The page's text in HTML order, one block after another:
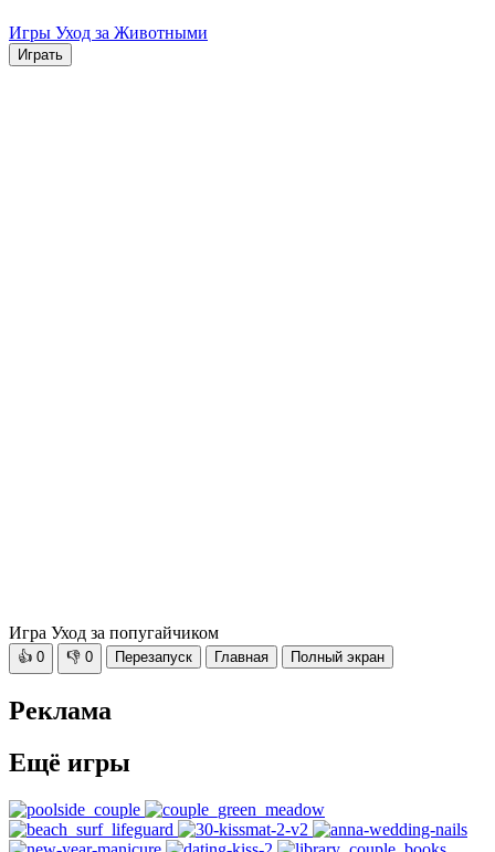
Игры Уход за Животными
Играть
Игра Уход за попугайчиком
👍 0 👎 0 Перезапуск Главная Полный экран
Реклама
Ещё игры